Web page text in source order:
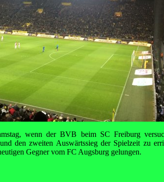
wenn der BVB beim SC Freiburg
den zweiten Auswärtssieg der Spielzeit zu
Gegner vom FC Augsburg gelungen.